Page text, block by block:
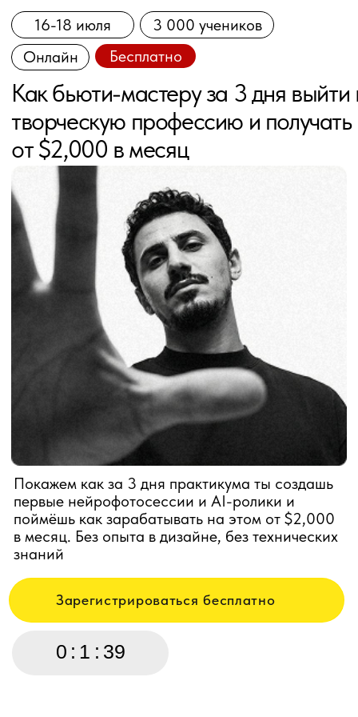
Как бьюти-мастеру за 3 дня выйти в
творческую профессию и получать
от $2,000 в месяц
Покажем как за 3 дня практикума ты создашь
первые нейрофотосессии и AI-ролики и
поймёшь как зарабатывать на этом от $2,000
в месяц. Без опыта в дизайне, без технических
Зарегистрироваться бесплатно
Онлайн
16-18 июля
Бесплатно
3 000 учеников
0:1:39